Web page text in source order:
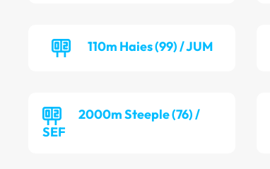
110m Haies (99) / JUM
2000m Steeple (76) /
SEF